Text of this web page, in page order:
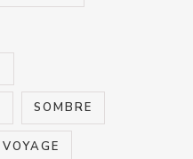
SOMBRE
VOYAGE